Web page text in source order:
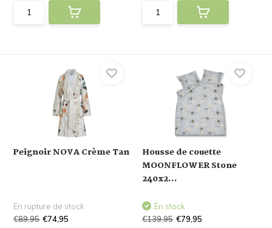
Peignoir NOVA Crème Tan
En rupture de stock
€89,95 €74,95
Housse de couette
MOONFLOWER Stone
240x2...
En stock
€139,95 €79,95